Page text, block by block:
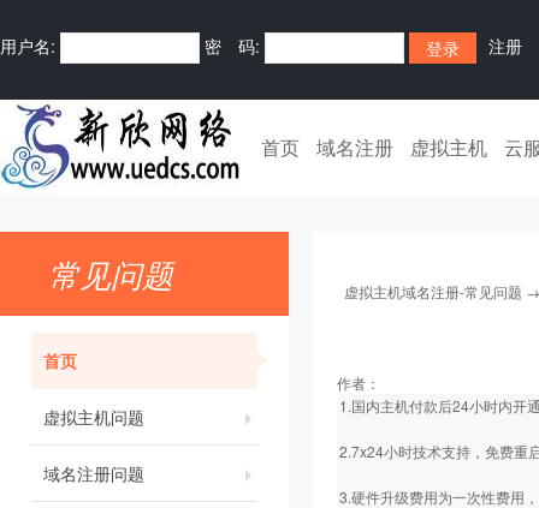
用户名: 密 码: 注册
首页 域名注册 虚拟主机 云
常见问题
首页
虚拟主机问题
域名注册问题
虚拟主机域名注册-常见问题
作者：
1.国内主机付款后24小时内开
2.7x24小时技术支持，免费重
3.硬件升级费用为一次性费用